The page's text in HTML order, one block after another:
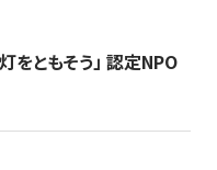
をともそう」 認定NPO